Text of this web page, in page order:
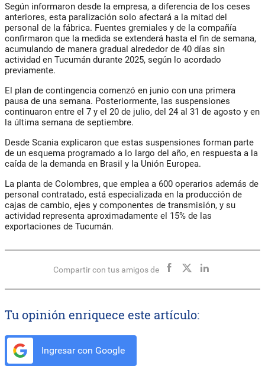
Según informaron desde la empresa, a diferencia de los ceses
anteriores, esta paralización solo afectará a la mitad del
personal de la fábrica. Fuentes gremiales y de la compañía
confirmaron que la medida se extenderá hasta el fin de semana,
acumulando de manera gradual alrededor de 40 días sin
actividad en Tucumán durante 2025, según lo acordado
previamente.
El plan de contingencia comenzó en junio con una primera
pausa de una semana. Posteriormente, las suspensiones
continuaron entre el 7 y el 20 de julio, del 24 al 31 de agosto y en
la última semana de septiembre.
Desde Scania explicaron que estas suspensiones forman parte
de un esquema programado a lo largo del año, en respuesta a la
caída de la demanda en Brasil y la Unión Europea.
La planta de Colombres, que emplea a 600 operarios además de
personal contratado, está especializada en la producción de
cajas de cambio, ejes y componentes de transmisión, y su
actividad representa aproximadamente el 15% de las
exportaciones de Tucumán.
Compartir con tus amigos de
Tu opinión enriquece este artículo:
Ingresar con Google